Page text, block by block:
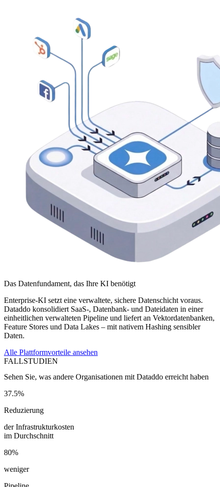
Das Datenfundament, das Ihre KI benötigt
Enterprise-KI setzt eine verwaltete, sichere Datenschicht voraus.
Dataddo konsolidiert SaaS-, Datenbank- und Dateidaten in einer
einheitlichen verwalteten Pipeline und liefert an Vektordatenbanken,
Feature Stores und Data Lakes – mit nativem Hashing sensibler
Daten.
Alle Plattformvorteile ansehen
FALLSTUDIEN
Sehen Sie, was andere Organisationen mit Dataddo erreicht haben
37.5%
Reduzierung
der Infrastrukturkosten
im Durchschnitt
80%
weniger